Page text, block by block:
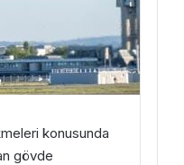
konusunda
gövde